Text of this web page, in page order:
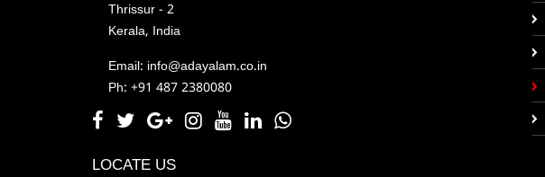
Thrissur - 2
Kerala, India
Email: info@adayalam.co.in
Ph: +91 487 2380080
LOCATE US